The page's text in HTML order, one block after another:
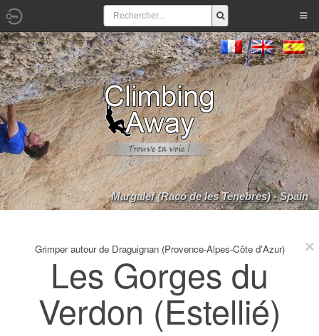
Margalef (Racó de les Tenebres) - Spain
Grimper autour de Draguignan (Provence-Alpes-Côte d'Azur)
Les Gorges du
Verdon (Estellié)